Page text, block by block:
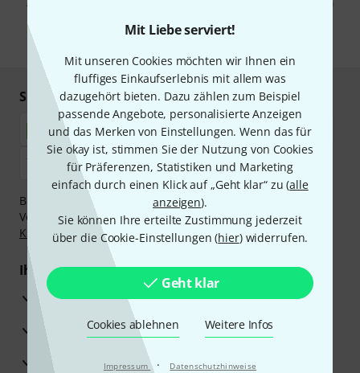
Mit Liebe serviert!
Mit unseren Cookies möchten wir Ihnen ein
fluffiges Einkaufserlebnis mit allem was
dazugehört bieten. Dazu zählen zum Beispiel
passende Angebote, personalisierte Anzeigen
und das Merken von Einstellungen. Wenn das für
Sie okay ist, stimmen Sie der Nutzung von Cookies
für Präferenzen, Statistiken und Marketing
einfach durch einen Klick auf „Geht klar“ zu (alle
anzeigen).
Sie können Ihre erteilte Zustimmung jederzeit
über die Cookie-Einstellungen (hier) widerrufen.
Geht klar
Cookies ablehnen Weitere Infos
Impressum · Datenschutzhinweise
Abmeldung ist jederzeit möglich. Weitere Informationen finden Sie in
Sicher einkaufen & bezahlen
Bezahlen Sie vertraulich und sicher per Nachnahme,
Vorkasse, PayPal, Amazon Pay,Klarna Sofort bezahlen
Klarna Ratenzahlungoder Kreditkarte.
Ihre Vorteile
3 Jahre Thomann Garantie
30 Tage Money-Back-Garantie
Reparaturservice